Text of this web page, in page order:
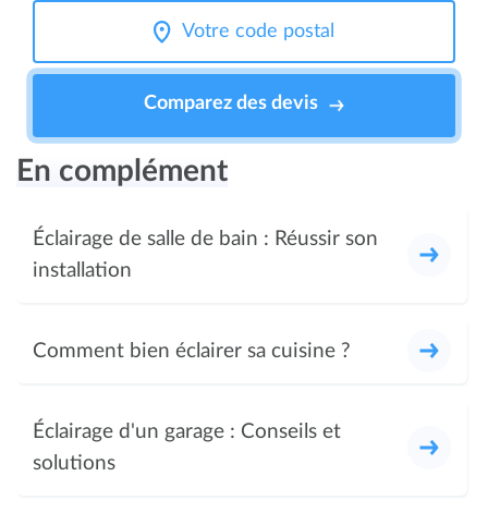
Comparez des devis
En complément
Éclairage de salle de bain : Réussir son
installation
Comment bien éclairer sa cuisine ?
Éclairage d'un garage : Conseils et
solutions